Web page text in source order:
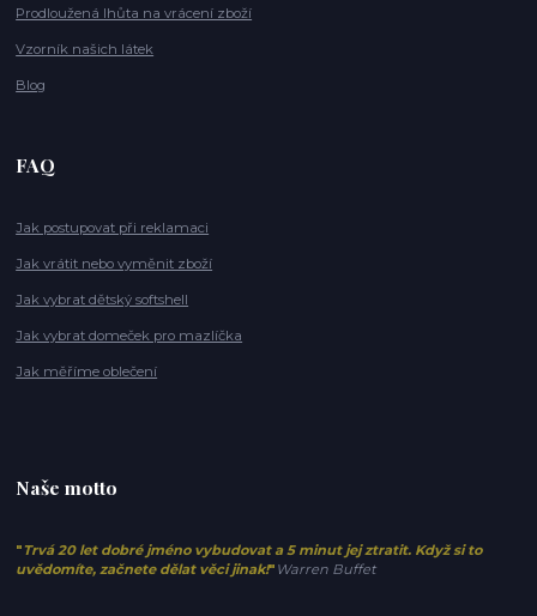
Prodloužená lhůta na vrácení zboží
Vzorník našich látek
Blog
FAQ
Jak postupovat při reklamaci
Jak vrátit nebo vyměnit zboží
Jak vybrat dětský softshell
Jak vybrat domeček pro mazlíčka
Jak měříme oblečení
Naše motto
" Trvá 20 let dobré jméno vybudovat a 5 minut jej ztratit. Když si to
uvědomíte, začnete dělat věci jinak!" Warren Buffet